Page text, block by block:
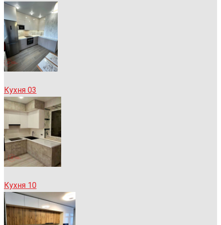
Кухня 03
Кухня 10